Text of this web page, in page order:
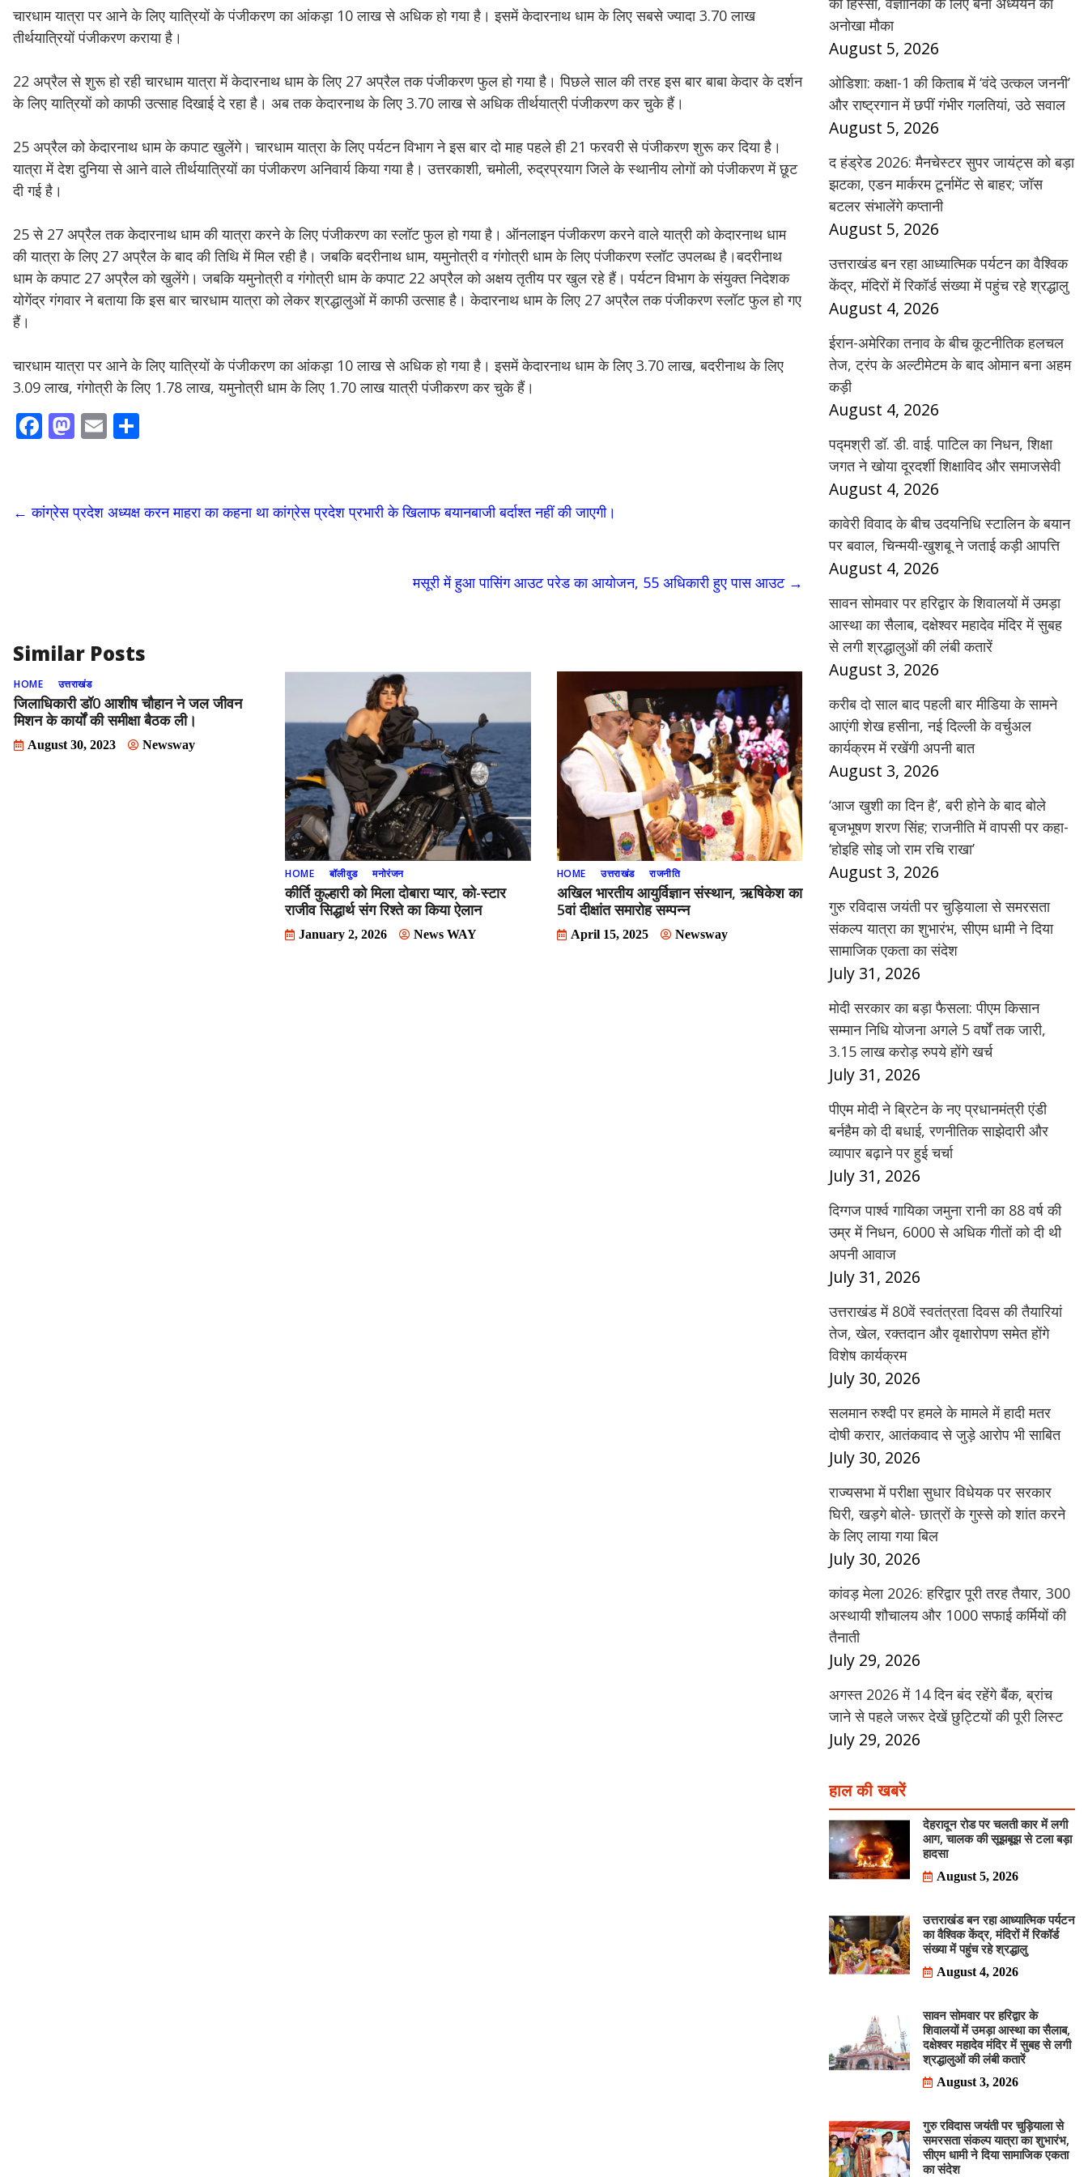
चारधाम यात्रा पर आने के लिए यात्रियों के पंजीकरण का आंकड़ा 10 लाख से अधिक हो गया है। इसमें केदारनाथ धाम के लिए सबसे ज्यादा 3.70 लाख
तीर्थयात्रियों पंजीकरण कराया है।
22 अप्रैल से शुरू हो रही चारधाम यात्रा में केदारनाथ धाम के लिए 27 अप्रैल तक पंजीकरण फुल हो गया है। पिछले साल की तरह इस बार बाबा केदार के दर्शन
के लिए यात्रियों को काफी उत्साह दिखाई दे रहा है। अब तक केदारनाथ के लिए 3.70 लाख से अधिक तीर्थयात्री पंजीकरण कर चुके हैं।
25 अप्रैल को केदारनाथ धाम के कपाट खुलेंगे। चारधाम यात्रा के लिए पर्यटन विभाग ने इस बार दो माह पहले ही 21 फरवरी से पंजीकरण शुरू कर दिया है।
यात्रा में देश दुनिया से आने वाले तीर्थयात्रियों का पंजीकरण अनिवार्य किया गया है। उत्तरकाशी, चमोली, रुद्रप्रयाग जिले के स्थानीय लोगों को पंजीकरण में छूट
दी गई है।
25 से 27 अप्रैल तक केदारनाथ धाम की यात्रा करने के लिए पंजीकरण का स्लॉट फुल हो गया है। ऑनलाइन पंजीकरण करने वाले यात्री को केदारनाथ धाम
की यात्रा के लिए 27 अप्रैल के बाद की तिथि में मिल रही है। जबकि बदरीनाथ धाम, यमुनोत्री व गंगोत्री धाम के लिए पंजीकरण स्लॉट उपलब्ध है।बदरीनाथ
धाम के कपाट 27 अप्रैल को खुलेंगे। जबकि यमुनोत्री व गंगोत्री धाम के कपाट 22 अप्रैल को अक्षय तृतीय पर खुल रहे हैं। पर्यटन विभाग के संयुक्त निदेशक
योगेंद्र गंगवार ने बताया कि इस बार चारधाम यात्रा को लेकर श्रद्धालुओं में काफी उत्साह है। केदारनाथ धाम के लिए 27 अप्रैल तक पंजीकरण स्लॉट फुल हो गए
हैं।
चारधाम यात्रा पर आने के लिए यात्रियों के पंजीकरण का आंकड़ा 10 लाख से अधिक हो गया है। इसमें केदारनाथ धाम के लिए 3.70 लाख, बदरीनाथ के लिए
3.09 लाख, गंगोत्री के लिए 1.78 लाख, यमुनोत्री धाम के लिए 1.70 लाख यात्री पंजीकरण कर चुके हैं।
F
b
o
M
d
o
E
l e
← कांग्रेस प्रदेश अध्यक्ष करन माहरा का कहना था कांग्रेस प्रदेश प्रभारी के खिलाफ बयानबाजी बर्दाश्त नहीं की जाएगी।
मसूरी में हुआ पासिंग आउट परेड का आयोजन, 55 अधिकारी हुए पास आउट →
Similar Posts
HOME उत्तराखंड
जिलाधिकारी डॉ0 आशीष चौहान ने जल जीवन
मिशन के कार्यों की समीक्षा बैठक ली।
August 30, 2023 Newsway
HOME बॉलीवुड मनोरंजन
कीर्ति कुल्हारी को मिला दोबारा प्यार, को-स्टार
राजीव सिद्धार्थ संग रिश्ते का किया ऐलान
January 2, 2026 News WAY
HOME उत्तराखंड राजनीति
अखिल भारतीय आयुर्विज्ञान संस्थान, ऋषिकेश का
5वां दीक्षांत समारोह सम्पन्न
April 15, 2025 Newsway
अनोखा मौका
August 5, 2026
ओडिशा: कक्षा-1 की किताब में ‘वंदे उत्कल जननी’
और राष्ट्रगान में छपीं गंभीर गलतियां, उठे सवाल
August 5, 2026
द हंड्रेड 2026: मैनचेस्टर सुपर जायंट्स को बड़ा
झटका, एडन मार्करम टूर्नामेंट से बाहर; जॉस
बटलर संभालेंगे कप्तानी
August 5, 2026
उत्तराखंड बन रहा आध्यात्मिक पर्यटन का वैश्विक
केंद्र, मंदिरों में रिकॉर्ड संख्या में पहुंच रहे श्रद्धालु
August 4, 2026
ईरान-अमेरिका तनाव के बीच कूटनीतिक हलचल
तेज, ट्रंप के अल्टीमेटम के बाद ओमान बना अहम
कड़ी
August 4, 2026
पद्मश्री डॉ. डी. वाई. पाटिल का निधन, शिक्षा
जगत ने खोया दूरदर्शी शिक्षाविद और समाजसेवी
August 4, 2026
कावेरी विवाद के बीच उदयनिधि स्टालिन के बयान
पर बवाल, चिन्मयी-खुशबू ने जताई कड़ी आपत्ति
August 4, 2026
सावन सोमवार पर हरिद्वार के शिवालयों में उमड़ा
आस्था का सैलाब, दक्षेश्वर महादेव मंदिर में सुबह
से लगी श्रद्धालुओं की लंबी कतारें
August 3, 2026
करीब दो साल बाद पहली बार मीडिया के सामने
आएंगी शेख हसीना, नई दिल्ली के वर्चुअल
कार्यक्रम में रखेंगी अपनी बात
August 3, 2026
‘आज खुशी का दिन है’, बरी होने के बाद बोले
बृजभूषण शरण सिंह; राजनीति में वापसी पर कहा-
‘होइहि सोइ जो राम रचि राखा’
August 3, 2026
गुरु रविदास जयंती पर चुड़ियाला से समरसता
संकल्प यात्रा का शुभारंभ, सीएम धामी ने दिया
सामाजिक एकता का संदेश
July 31, 2026
मोदी सरकार का बड़ा फैसला: पीएम किसान
सम्मान निधि योजना अगले 5 वर्षों तक जारी,
3.15 लाख करोड़ रुपये होंगे खर्च
July 31, 2026
पीएम मोदी ने ब्रिटेन के नए प्रधानमंत्री एंडी
बर्नहैम को दी बधाई, रणनीतिक साझेदारी और
व्यापार बढ़ाने पर हुई चर्चा
July 31, 2026
दिग्गज पार्श्व गायिका जमुना रानी का 88 वर्ष की
उम्र में निधन, 6000 से अधिक गीतों को दी थी
अपनी आवाज
July 31, 2026
उत्तराखंड में 80वें स्वतंत्रता दिवस की तैयारियां
तेज, खेल, रक्तदान और वृक्षारोपण समेत होंगे
विशेष कार्यक्रम
July 30, 2026
सलमान रुश्दी पर हमले के मामले में हादी मतर
दोषी करार, आतंकवाद से जुड़े आरोप भी साबित
July 30, 2026
राज्यसभा में परीक्षा सुधार विधेयक पर सरकार
घिरी, खड़गे बोले- छात्रों के गुस्से को शांत करने
के लिए लाया गया बिल
July 30, 2026
कांवड़ मेला 2026: हरिद्वार पूरी तरह तैयार, 300
अस्थायी शौचालय और 1000 सफाई कर्मियों की
तैनाती
July 29, 2026
अगस्त 2026 में 14 दिन बंद रहेंगे बैंक, ब्रांच
जाने से पहले जरूर देखें छुट्टियों की पूरी लिस्ट
July 29, 2026
हाल की खबरें
देहरादून रोड पर चलती कार में लगी
आग, चालक की सूझबूझ से टला बड़ा
हादसा
August 5, 2026
उत्तराखंड बन रहा आध्यात्मिक पर्यटन
का वैश्विक केंद्र, मंदिरों में रिकॉर्ड
संख्या में पहुंच रहे श्रद्धालु
August 4, 2026
सावन सोमवार पर हरिद्वार के
शिवालयों में उमड़ा आस्था का सैलाब,
दक्षेश्वर महादेव मंदिर में सुबह से लगी
श्रद्धालुओं की लंबी कतारें
August 3, 2026
गुरु रविदास जयंती पर चुड़ियाला से
समरसता संकल्प यात्रा का शुभारंभ,
सीएम धामी ने दिया सामाजिक एकता
का संदेश